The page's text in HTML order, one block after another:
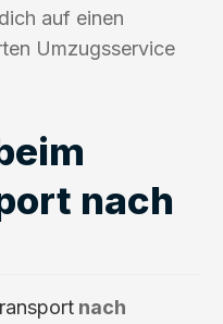
auf einen
Umzugsservice
nach
nach